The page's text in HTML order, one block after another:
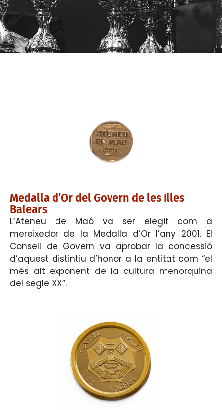
Medalla d’Or del Govern de les Illes
Balears
L’Ateneu de Maó va ser elegit com a
mereixedor de la Medalla d’Or l’any 2001. El
Consell de Govern va aprobar la concessió
d’aquest distintiu d’honor a la entitat com “el
més alt exponent de la cultura menorquina
del segle XX”.